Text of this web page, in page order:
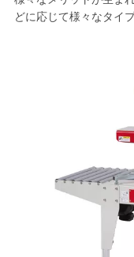
どに応じて様々なタイ